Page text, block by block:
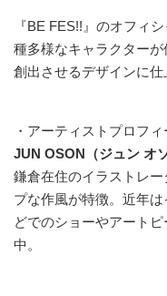
『BE FES!!』のオフィ
種多様なキャラクター
創出させるデザインに仕
・アーティストプロフ
JUN OSON（ジュン オソ
鎌倉在住のイラストレ
プな作風が特徴。近年
どでのショーやアート
中。